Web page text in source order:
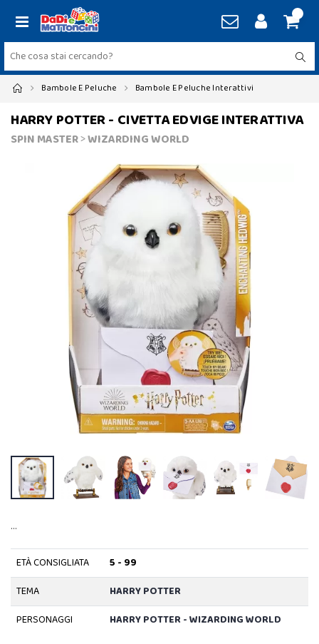
Bambole E Peluche Bambole E Peluche Interattivi
HARRY POTTER - CIVETTA EDVIGE INTERATTIVA
SPIN MASTER>WIZARDING WORLD
…
ETÀ CONSIGLIATA
5 - 99
TEMA
HARRY POTTER
PERSONAGGI
HARRY POTTER - WIZARDING WORLD